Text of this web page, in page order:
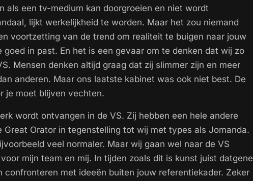
als een tv-medium kan doorgroeien en niet wordt
lijkt werkelijkheid te worden. Maar het zou niemand
voortzetting van de trend om realiteit te buigen naar jouw
in past. En het is een gevaar om te denken dat wij zo
Mensen denken altijd graag dat zij slimmer zijn en meer
anderen. Maar ons laatste kabinet was ook niet best. De
je moet blijven vechten.
wordt ontvangen in de VS. Zij hebben een hele andere
Great Orator in tegenstelling tot wij met types als Jomanda.
veel normaler. Maar wij gaan wel naar de VS
mijn team en mij. In tijden zoals dit is kunst juíst datgene
confronteren met ideeën buiten jouw referentiekader. Zeker